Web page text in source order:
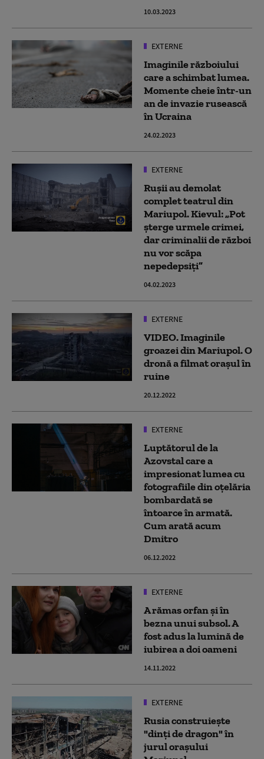
10.03.2023
EXTERNE
Imaginile războiului
care a schimbat lumea.
Momente cheie într-un
an de invazie rusească
în Ucraina
24.02.2023
EXTERNE
Rușii au demolat
complet teatrul din
Mariupol. Kievul: „Pot
șterge urmele crimei,
dar criminalii de război
nu vor scăpa
nepedepsiți”
04.02.2023
EXTERNE
VIDEO. Imaginile
groazei din Mariupol. O
dronă a filmat orașul în
ruine
20.12.2022
EXTERNE
Luptătorul de la
Azovstal care a
impresionat lumea cu
fotografiile din oțelăria
bombardată se
întoarce în armată.
Cum arată acum
Dmitro
06.12.2022
EXTERNE
A rămas orfan și în
bezna unui subsol. A
fost adus la lumină de
iubirea a doi oameni
14.11.2022
EXTERNE
Rusia construiește
"dinți de dragon" în
jurul orașului